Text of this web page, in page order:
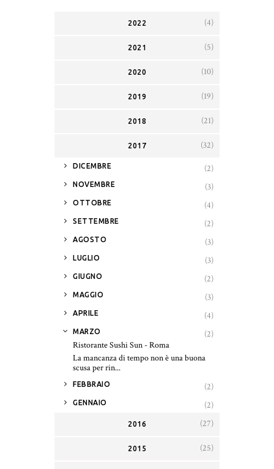
2022 (4)
2021 (5)
2020 (10)
2019 (19)
2018 (21)
2017 (32)
► DICEMBRE (2)
► NOVEMBRE (3)
► OTTOBRE (4)
► SETTEMBRE (2)
► AGOSTO (3)
► LUGLIO (3)
► GIUGNO (2)
► MAGGIO (3)
► APRILE (4)
▼ MARZO
(2)
Ristorante Sushi Sun - Roma
La mancanza di tempo non è una buona
scusa per rin...
► FEBBRAIO (2)
► GENNAIO (2)
2016 (27)
2015 (25)